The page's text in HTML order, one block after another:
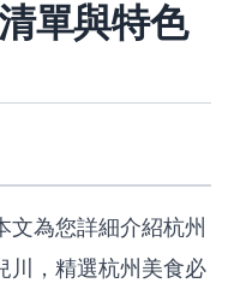
單與特色
文為您詳細介紹杭州
川，精選杭州美食必